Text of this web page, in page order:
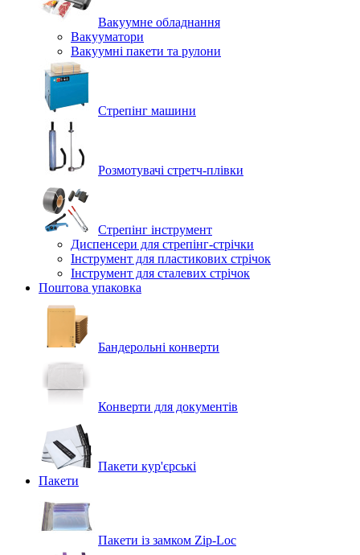
Вакуумне обладнання
Вакууматори
Вакуумні пакети та рулони
Стрепінг машини
Розмотувачі стретч-плівки
Стрепінг інструмент
Диспенсери для стрепінг-стрічки
Інструмент для пластикових стрічок
Інструмент для сталевих стрічок
Поштова упаковка
Бандерольні конверти
Конверти для документів
Пакети кур'єрські
Пакети
Пакети із замком Zip-Loc